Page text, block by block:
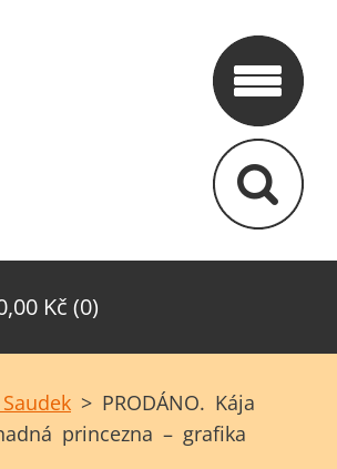
Kč (0)
> PRODÁNO. Kája
princezna – grafika